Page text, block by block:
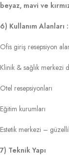
beyaz, mavi ve
6) Kullanım Alanları :
Ofis giriş resepsiyon
Klinik & sağlık merkezi
Otel resepsiyonları
Eğitim kurumları
Estetik merkezi –
7) Teknik Yapı